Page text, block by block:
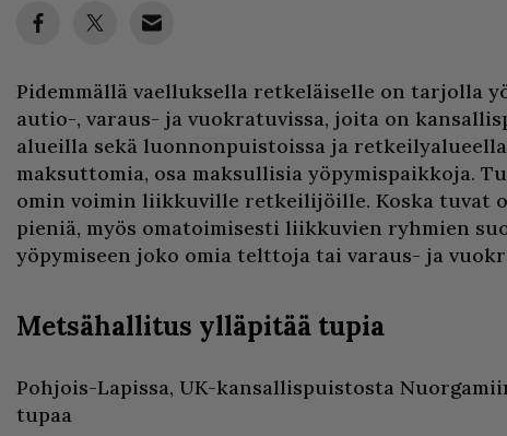
Pidemmällä vaelluksella retkeläiselle on tarjolla
autio-, varaus- ja vuokratuvissa, joita on
alueilla sekä luonnonpuistoissa ja
maksuttomia, osa maksullisia yöpymispaikkoja.
omin voimin liikkuville retkeilijöille. Koska tuvat
pieniä, myös omatoimisesti liikkuvien ryhmien
yöpymiseen joko omia telttoja tai varaus- ja
Metsähallitus ylläpitää tupia
Pohjois-Lapissa, UK-kansallispuistosta
tupaa